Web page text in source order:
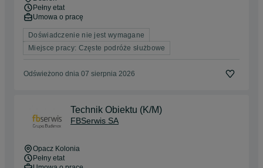
Pełny etat
Umowa o pracę
Doświadczenie nie jest wymagane
Miejsce pracy: Częste podróże służbowe
Odświeżono dnia 07 sierpnia 2026
Technik Obiektu (K/M)
FBSerwis SA
Opacz Kolonia
Pełny etat